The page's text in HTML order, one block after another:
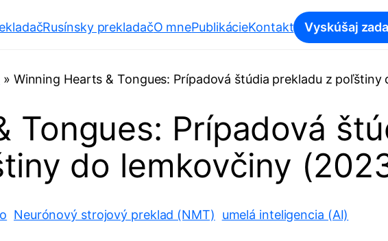
Rusínsky prekladačO mnePublikácieKontakt Vyskúšaj
» Winning Hearts & Tongues: Prípadová štúdia prekladu z
Tongues: Prípadová
do lemkovčiny
Neurónový strojový preklad (NMT)
umelá inteligencia (AI)